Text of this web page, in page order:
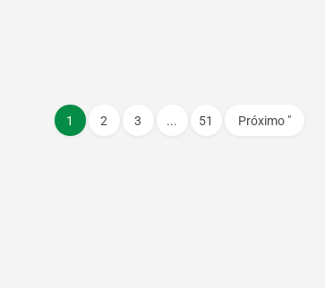
1 2 3 ... 51 Próximo "